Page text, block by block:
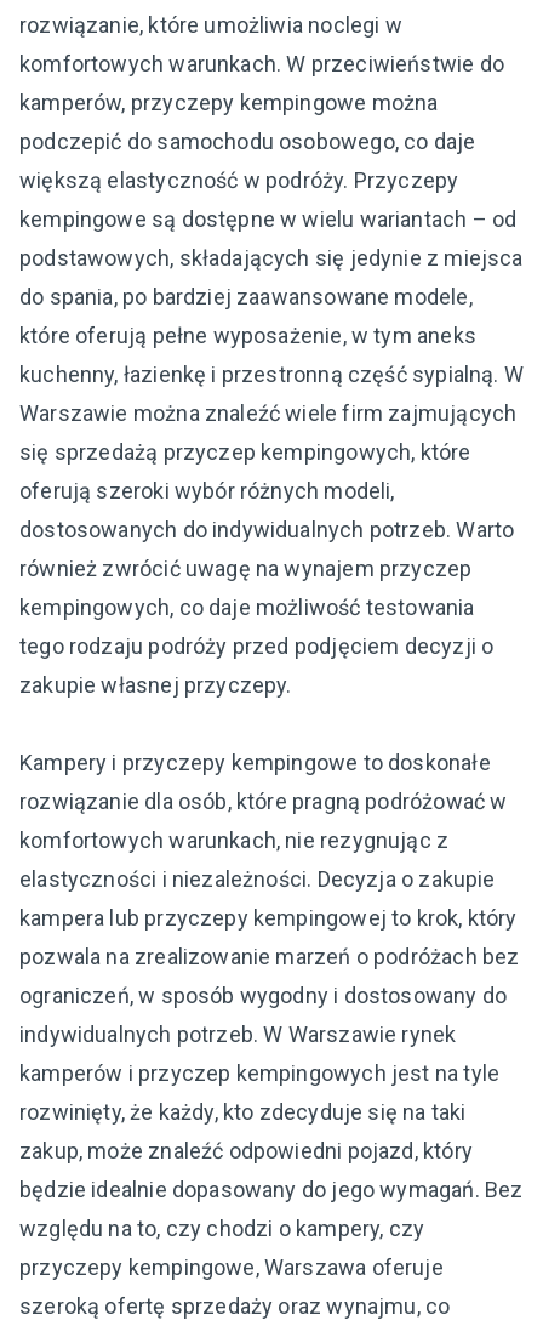
rozwiązanie, które umożliwia noclegi w
komfortowych warunkach. W przeciwieństwie do
kamperów, przyczepy kempingowe można
podczepić do samochodu osobowego, co daje
większą elastyczność w podróży. Przyczepy
kempingowe są dostępne w wielu wariantach – od
podstawowych, składających się jedynie z miejsca
do spania, po bardziej zaawansowane modele,
które oferują pełne wyposażenie, w tym aneks
kuchenny, łazienkę i przestronną część sypialną. W
Warszawie można znaleźć wiele firm zajmujących
się sprzedażą przyczep kempingowych, które
oferują szeroki wybór różnych modeli,
dostosowanych do indywidualnych potrzeb. Warto
również zwrócić uwagę na wynajem przyczep
kempingowych, co daje możliwość testowania
tego rodzaju podróży przed podjęciem decyzji o
zakupie własnej przyczepy.
Kampery i przyczepy kempingowe to doskonałe
rozwiązanie dla osób, które pragną podróżować w
komfortowych warunkach, nie rezygnując z
elastyczności i niezależności. Decyzja o zakupie
kampera lub przyczepy kempingowej to krok, który
pozwala na zrealizowanie marzeń o podróżach bez
ograniczeń, w sposób wygodny i dostosowany do
indywidualnych potrzeb. W Warszawie rynek
kamperów i przyczep kempingowych jest na tyle
rozwinięty, że każdy, kto zdecyduje się na taki
zakup, może znaleźć odpowiedni pojazd, który
będzie idealnie dopasowany do jego wymagań. Bez
względu na to, czy chodzi o kampery, czy
przyczepy kempingowe, Warszawa oferuje
szeroką ofertę sprzedaży oraz wynajmu, co